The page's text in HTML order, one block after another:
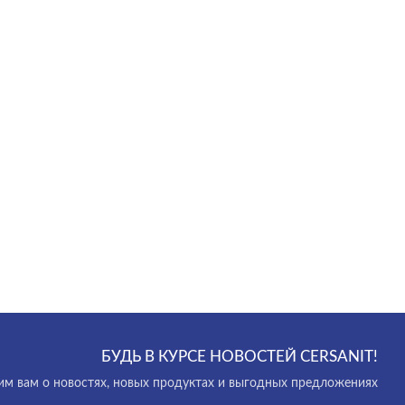
БУДЬ В КУРСЕ НОВОСТЕЙ CERSANIT!
вам о новостях, новых продуктах и выгодных предложениях